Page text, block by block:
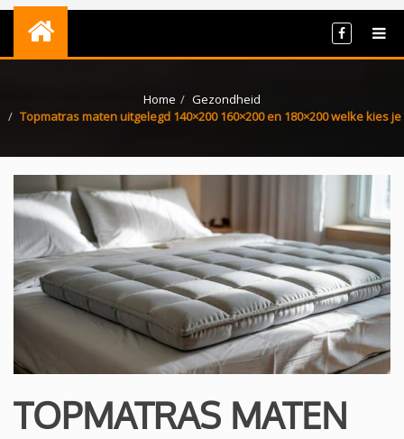
Home
Gezondheid
Topmatras maten uitgelegd 140×200 160×200 en 180×200 welke kies je
TOPMATRAS MATEN